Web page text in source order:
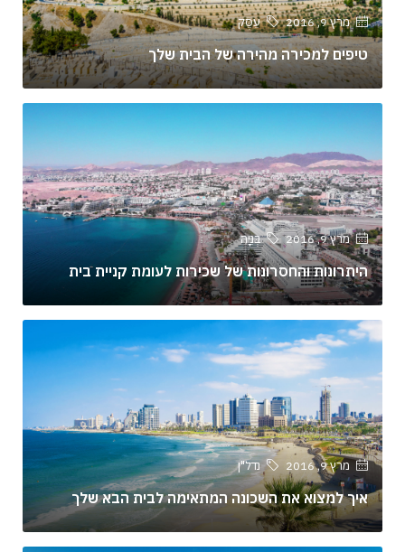
מרץ 9, 2016 עֵסֶק
טיפים למכירה מהירה של הבית שלך
מרץ 9, 2016 בְּנִיָה
היתרונות והחסרונות של שכירות לעומת קניית בית
מרץ 9, 2016 נדל"ן
איך למצוא את השכונה המתאימה לבית הבא שלך